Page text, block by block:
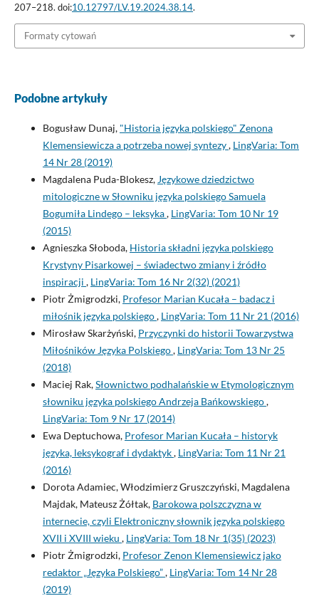
207–218. doi:10.12797/LV.19.2024.38.14.
Formaty cytowań
Podobne artykuły
Bogusław Dunaj, "Historia języka polskiego" Zenona
Klemensiewicza a potrzeba nowej syntezy, LingVaria: Tom
14 Nr 28 (2019)
Magdalena Puda-Blokesz, Językowe dziedzictwo
mitologiczne w Słowniku języka polskiego Samuela
Bogumiła Lindego – leksyka, LingVaria: Tom 10 Nr 19
(2015)
Agnieszka Słoboda, Historia składni języka polskiego
Krystyny Pisarkowej – świadectwo zmiany i źródło
inspiracji , LingVaria: Tom 16 Nr 2(32) (2021)
Piotr Żmigrodzki, Profesor Marian Kucała – badacz i
miłośnik języka polskiego, LingVaria: Tom 11 Nr 21 (2016)
Mirosław Skarżyński, Przyczynki do historii Towarzystwa
Miłośników Języka Polskiego, LingVaria: Tom 13 Nr 25
(2018)
Maciej Rak,Słownictwo podhalańskie w Etymologicznym
słowniku języka polskiego Andrzeja Bańkowskiego,
LingVaria: Tom 9 Nr 17 (2014)
Ewa Deptuchowa, Profesor Marian Kucała – historyk
języka, leksykograf i dydaktyk, LingVaria: Tom 11 Nr 21
(2016)
Dorota Adamiec, Włodzimierz Gruszczyński, Magdalena
Majdak, Mateusz Żółtak, Barokowa polszczyzna w
internecie, czyli Elektroniczny słownik języka polskiego
XVII i XVIII wieku , LingVaria: Tom 18 Nr 1(35) (2023)
Piotr Żmigrodzki, Profesor Zenon Klemensiewicz jako
redaktor „Języka Polskiego”, LingVaria: Tom 14 Nr 28
(2019)